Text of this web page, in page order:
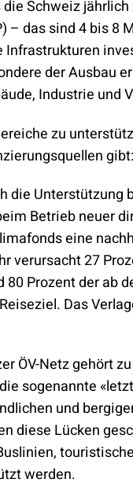
Schweiz jährlich
– das sind 4 bis 8
der Ausbau
Industrie und
zu
die Unterstützung
Betrieb neuer
eine
verursacht 27
Prozent der ab
Das
ÖV-Netz gehört
sogenannte
und
diese Lücken
werden.